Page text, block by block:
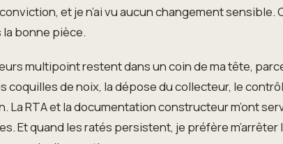
et je n’ai vu aucun changement
bonne pièce.
multipoint restent dans un coin de ma tête,
coquilles de noix, la dépose du collecteur, le
La RTA et la documentation constructeur m’ont
Et quand les ratés persistent, je préfère